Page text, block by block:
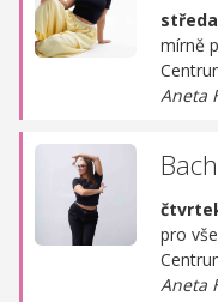
středa
mírně
Aneta
pro
Aneta